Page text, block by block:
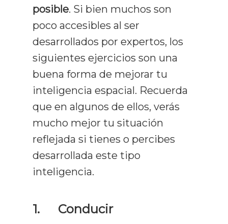
posible. Si bien muchos son
poco accesibles al ser
desarrollados por expertos, los
siguientes ejercicios son una
buena forma de mejorar tu
inteligencia espacial. Recuerda
que en algunos de ellos, verás
mucho mejor tu situación
reflejada si tienes o percibes
desarrollada este tipo
inteligencia.
1. Conducir